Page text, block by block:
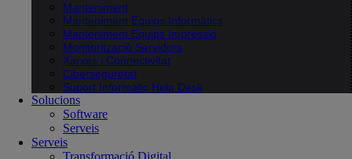
Manteniment
Manteniment Equips Informàtics
Manteniment Equips Impressió
Monitorització Servidors
Xarxes i Connectivitat
Ciberseguretat
Suport Informàtic Help Desk
Solucions
Software
Serveis
Serveis
Transformació Digital